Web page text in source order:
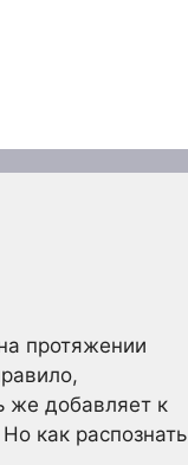
протяжении
же добавляет к
как распознать